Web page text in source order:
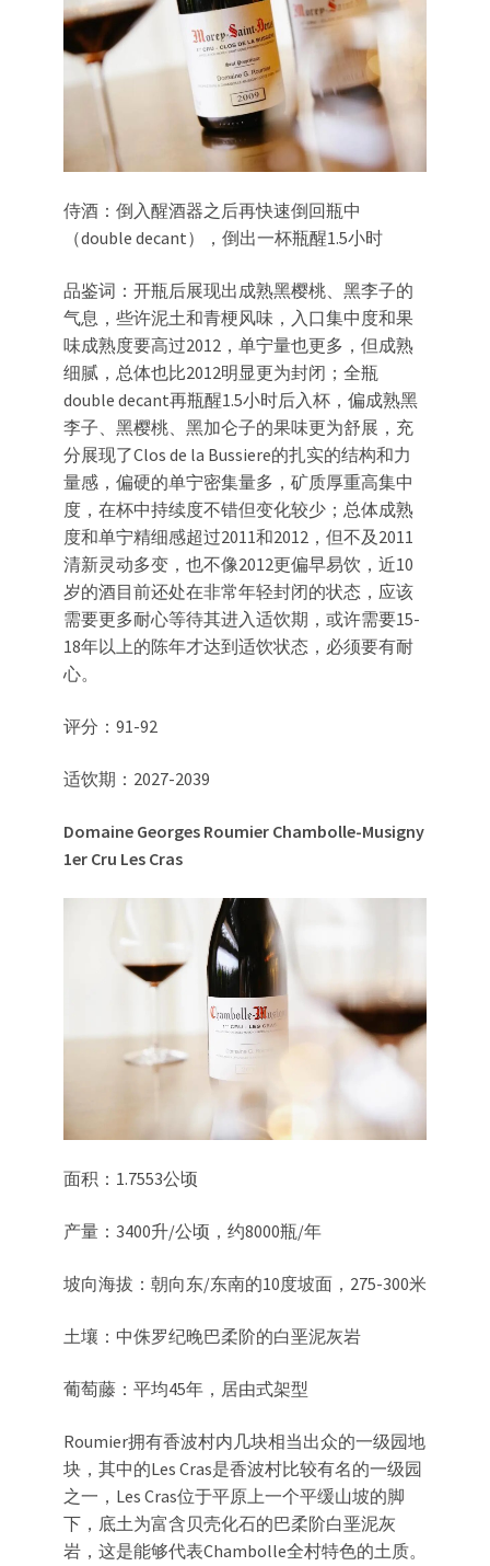
侍酒：倒入醒酒器之后再快速倒回瓶中
（double decant），倒出一杯瓶醒1.5小时
品鉴词：开瓶后展现出成熟黑樱桃、黑李子的
气息，些许泥土和青梗风味，入口集中度和果
味成熟度要高过2012，单宁量也更多，但成熟
细腻，总体也比2012明显更为封闭；全瓶
double decant再瓶醒1.5小时后入杯，偏成熟黑
李子、黑樱桃、黑加仑子的果味更为舒展，充
分展现了Clos de la Bussiere的扎实的结构和力
量感，偏硬的单宁密集量多，矿质厚重高集中
度，在杯中持续度不错但变化较少；总体成熟
度和单宁精细感超过2011和2012，但不及2011
清新灵动多变，也不像2012更偏早易饮，近10
岁的酒目前还处在非常年轻封闭的状态，应该
需要更多耐心等待其进入适饮期，或许需要15-
18年以上的陈年才达到适饮状态，必须要有耐
心。
评分：91-92
适饮期：2027-2039
Domaine Georges Roumier Chambolle-Musigny
1er Cru Les Cras
面积：1.7553公顷
产量：3400升/公顷，约8000瓶/年
坡向海拔：朝向东/东南的10度坡面，275-300米
土壤：中侏罗纪晚巴柔阶的白垩泥灰岩
葡萄藤：平均45年，居由式架型
Roumier拥有香波村内几块相当出众的一级园地
块，其中的Les Cras是香波村比较有名的一级园
之一，Les Cras位于平原上一个平缓山坡的脚
下，底土为富含贝壳化石的巴柔阶白垩泥灰
岩，这是能够代表Chambolle全村特色的土质。